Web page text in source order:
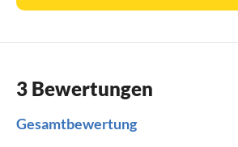
3 Bewertungen
Gesamtbewertung